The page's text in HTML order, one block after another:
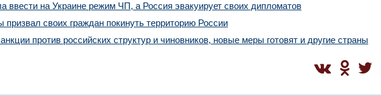
на Украине режим ЧП, а Россия эвакуирует своих дипломатов
своих граждан покинуть территорию России
против российских структур и чиновников, новые меры готовят и другие страны